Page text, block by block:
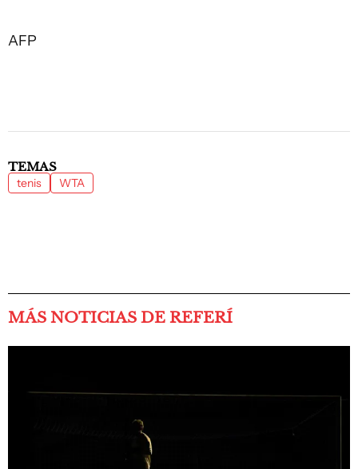
AFP
TEMAS
tenis WTA
MÁS NOTICIAS DE REFERÍ